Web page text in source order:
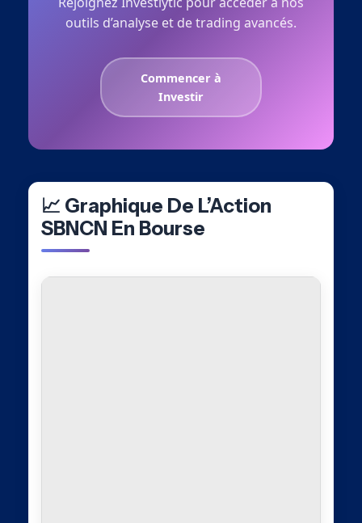
outils d’analyse et de trading avancés.
Commencer à
Investir
📈 Graphique De L’Action
SBNCN En Bourse